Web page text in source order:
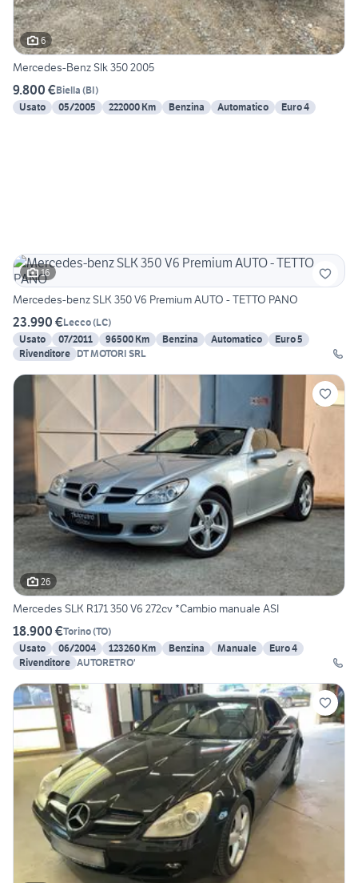
6
Mercedes-Benz Slk 350 2005
9.800 €Biella (BI)
Usato
05/2005 222000 Km Benzina Automatico Euro 4
16
Mercedes-benz SLK 350 V6 Premium AUTO - TETTO PANO
23.990 €Lecco(LC)
Usato
07/2011 96500 Km Benzina Automatico
Euro 5
Rivenditore DT MOTORI SRL
26
Mercedes SLK R171 350 V6 272cv *Cambio manuale ASI
18.900 €Torino(TO)
Usato
06/2004 123260 Km Benzina Manuale
Euro 4
Rivenditore AUTORETRO'